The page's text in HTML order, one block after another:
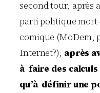
second tour, après
parti politique
comique (MoDem,
Internet?), après
à faire des
qu’à définir une